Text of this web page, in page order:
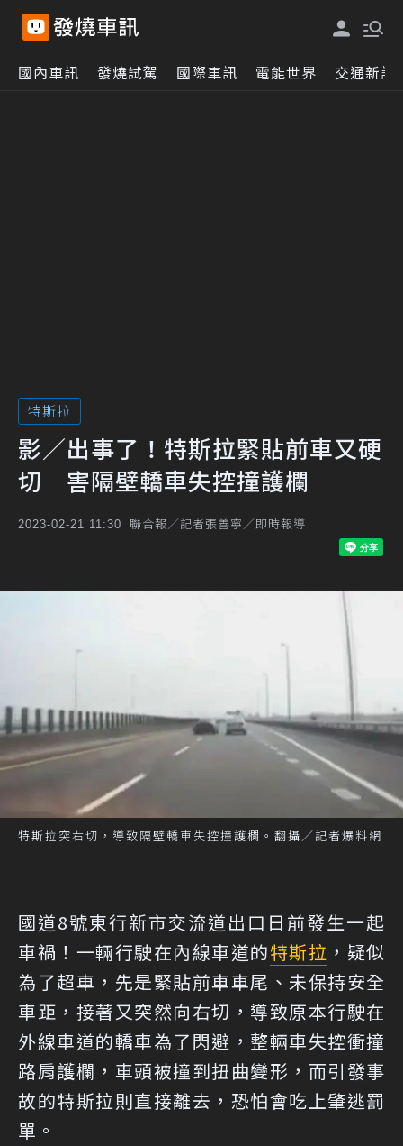
國內車訊 發燒試駕 國際車訊 電能世界 交通新訊
特斯拉
影／出事了！特斯拉緊貼前車又硬
切 害隔壁轎車失控撞護欄
2023-02-21 11:30 聯合報／記者張善寧／即時報導
特斯拉突右切，導致隔壁轎車失控撞護欄。翻攝／記者爆料網
國道8號東行新市交流道出口日前發生一起
車禍！一輛行駛在內線車道的特斯拉 ，疑似
為了超車，先是緊貼前車車尾、未保持安全
車距，接著又突然向右切，導致原本行駛在
外線車道的轎車為了閃避，整輛車失控衝撞
路肩護欄，車頭被撞到扭曲變形，而引發事
故的特斯拉則直接離去，恐怕會吃上肇逃罰
單。